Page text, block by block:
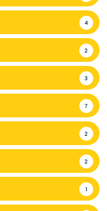
4
2
3
7
2
2
1